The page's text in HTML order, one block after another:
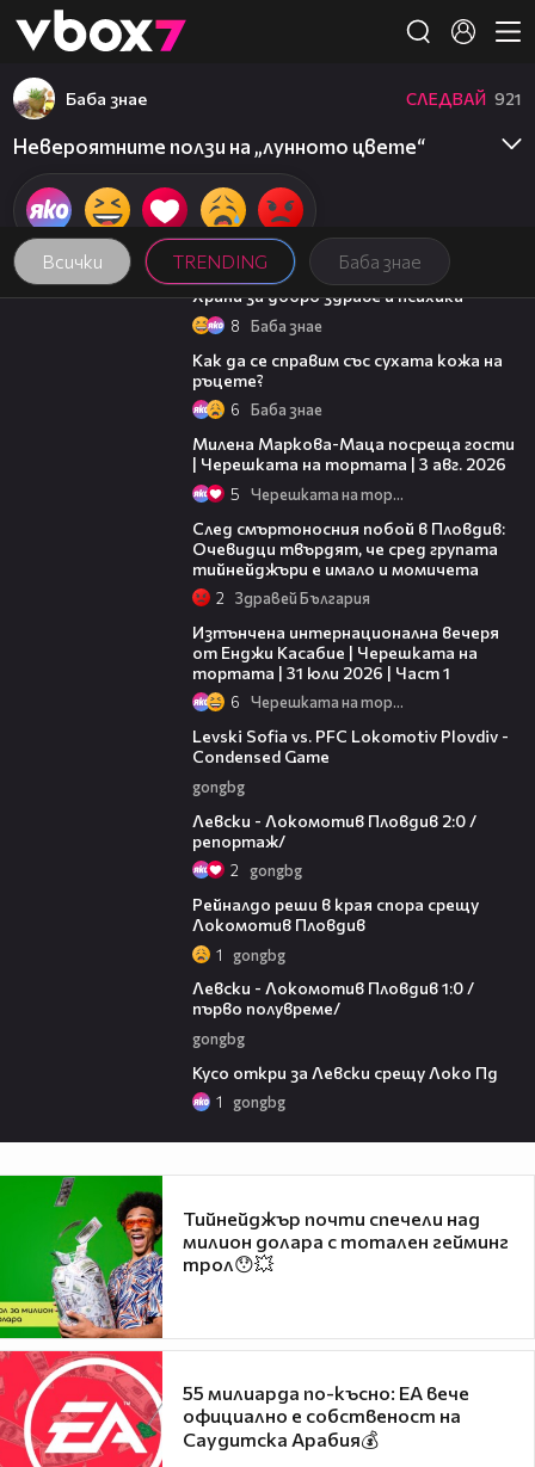
👾
Всички TRENDING Баба знае
Баба знае СЛЕДВАЙ 921
Невероятните ползи на „лунното цвете“
01:27
Храни за добро здраве и психика
8 Баба знае
Как да се справим със сухата кожа на
ръцете?
6 Баба знае
Милена Маркова-Маца посреща гости
| Черешката на тортата | 3 авг. 2026
5 Черешката на тортата
След смъртоносния побой в Пловдив:
Очевидци твърдят, че сред групата
тийнейджъри е имало и момичета
2 Здравей България
Изтънчена интернационална вечеря
от Енджи Касабие | Черешката на
тортата | 31 юли 2026 | Част 1
6 Черешката на тортата
Levski Sofia vs. PFC Lokomotiv Plovdiv -
Condensed Game
gongbg
Левски - Локомотив Пловдив 2:0 /
репортаж/
2 gongbg
Рейналдо реши в края спора срещу
Локомотив Пловдив
1 gongbg
Левски - Локомотив Пловдив 1:0 /
първо полувреме/
gongbg
Кусо откри за Левски срещу Локо Пд
1 gongbg
Тийнейджър почти спечели над
милион долара с тотален гейминг
трол😯💥
55 милиарда по-късно: EA вече
официално е собственост на
Саудитска Арабия💰